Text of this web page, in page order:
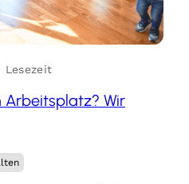
Lesezeit
Wir